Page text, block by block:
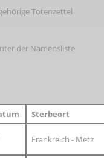
Totenzettel
der Namensliste
Sterbeort
Frankreich - Metz